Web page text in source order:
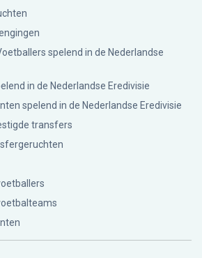
spelend in de Nederlandse
in de Nederlandse Eredivisie
spelend in de Nederlandse Eredivisie
transfers